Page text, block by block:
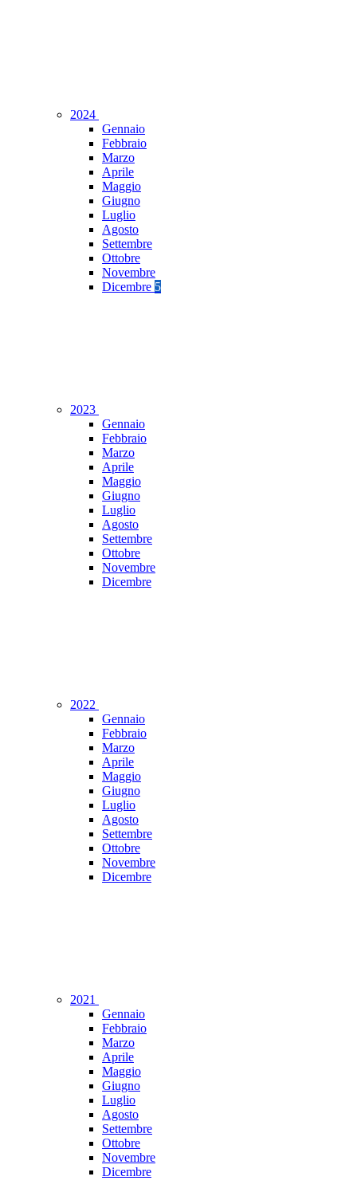
2024
Gennaio
Febbraio
Marzo
Aprile
Maggio
Giugno
Luglio
Agosto
Settembre
Ottobre
Novembre
Dicembre 5
2023
Gennaio
Febbraio
Marzo
Aprile
Maggio
Giugno
Luglio
Agosto
Settembre
Ottobre
Novembre
Dicembre
2022
Gennaio
Febbraio
Marzo
Aprile
Maggio
Giugno
Luglio
Agosto
Settembre
Ottobre
Novembre
Dicembre
2021
Gennaio
Febbraio
Marzo
Aprile
Maggio
Giugno
Luglio
Agosto
Settembre
Ottobre
Novembre
Dicembre